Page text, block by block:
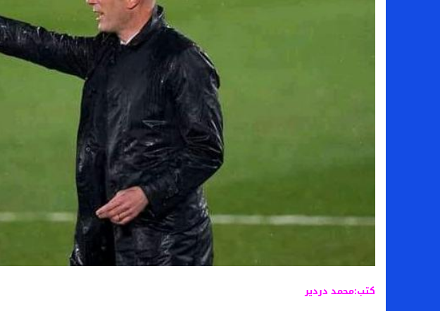
سامو كوستا في معسكر النصر السعودي.. هل انتهت أزمة العالمي المالية؟
إنهاء تعاقد سيف الدين الجزيري مع الزمالك رسميًا
من هي لوز مينديز زوجة إبراهيم دياز بعد خطفها للأنظار؟
الموصل العراقي يعلن ضم المهاجم يوسف أسامة نبيه
كتب:محمد دردير